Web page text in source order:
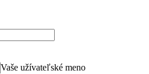
Vaše užívateľské meno